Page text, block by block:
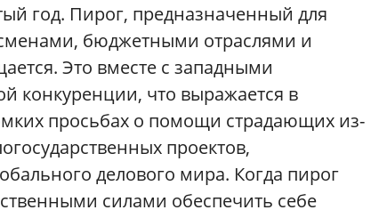
год. Пирог, предназначенный для
бюджетными отраслями и
Это вместе с западными
конкуренции, что выражается в
просьбах о помощи страдающих из-
проектов,
делового мира. Когда пирог
силами обеспечить себе